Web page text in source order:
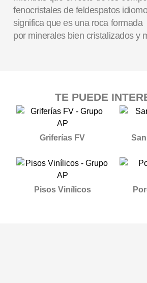
fenocristales de feldespatos
significa que es una roca formada
por minerales bien cristalizados y
TE PUEDE
Griferías FV
Pisos Vinílicos